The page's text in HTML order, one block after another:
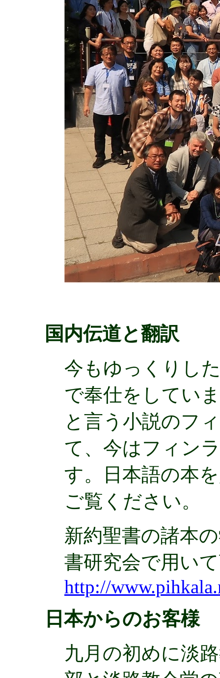
国内伝道と翻訳
今もゆっくりし
で奉仕をしてい
と言う小説のフ
て、今はフィン
す。日本語の
ご覧ください。
新約聖書の諸本
書研究会で用い
http://
日本からのお客様
九月の初めに淡